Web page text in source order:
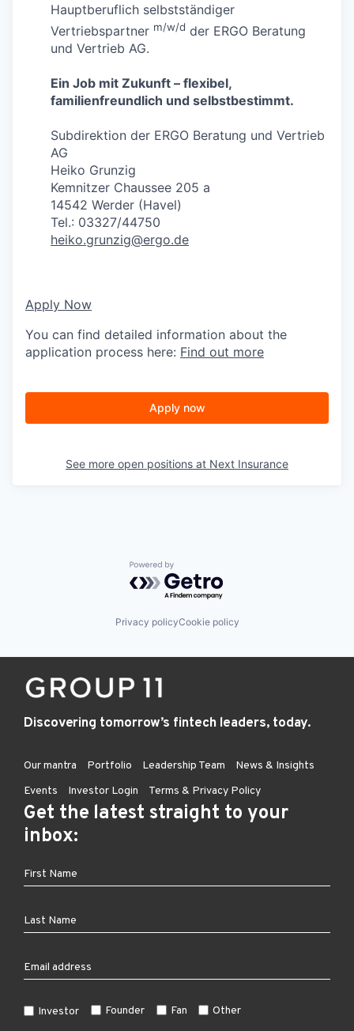
Hauptberuflich selbstständiger
Vertriebspartner m/w/d der ERGO Beratung
und Vertrieb AG.
Ein Job mit Zukunft – flexibel,
familienfreundlich und selbstbestimmt.
Subdirektion der ERGO Beratung und Vertrieb
AG
Heiko Grunzig
Kemnitzer Chaussee 205 a
14542 Werder (Havel)
Tel.: 03327/44750
heiko.grunzig@ergo.de
Apply Now
You can find detailed information about the
application process here: Find out more
Apply now
See more open positions at Next Insurance
Powered by Getro.com
Privacy policyCookie policy
Discovering tomorrow’s fintech leaders, today.
Our mantra Portfolio Leadership Team
News & Insights
Events
Investor Login Terms & Privacy Policy
Get the latest straight to your
inbox:
Investor Founder Fan Other